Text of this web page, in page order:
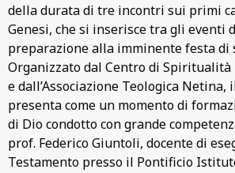
della durata di tre incontri sui primi
Genesi, che si inserisce tra gli eventi
preparazione alla imminente festa di
Organizzato dal Centro di Spiritualità
e dall’Associazione Teologica Netina,
presenta come un momento di
di Dio condotto con grande
prof. Federico Giuntoli, docente di
Testamento presso il Pontificio